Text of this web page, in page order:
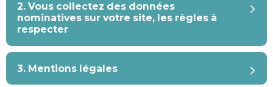
2. Vous collectez des données
nominatives sur votre site, les règles à
respecter
3. Mentions légales